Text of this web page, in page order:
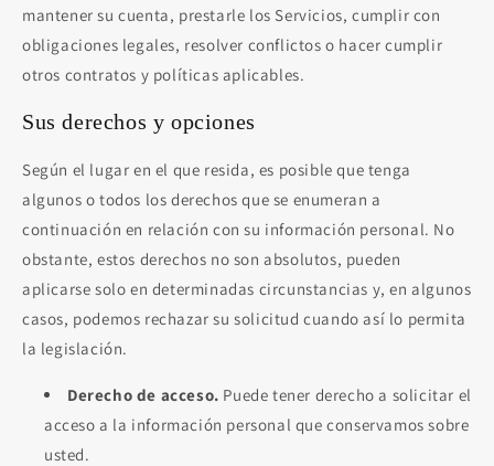
mantener su cuenta, prestarle los Servicios, cumplir con
obligaciones legales, resolver conflictos o hacer cumplir
otros contratos y políticas aplicables.
Sus derechos y opciones
Según el lugar en el que resida, es posible que tenga
algunos o todos los derechos que se enumeran a
continuación en relación con su información personal. No
obstante, estos derechos no son absolutos, pueden
aplicarse solo en determinadas circunstancias y, en algunos
casos, podemos rechazar su solicitud cuando así lo permita
la legislación.
Derecho de acceso. Puede tener derecho a solicitar el
acceso a la información personal que conservamos sobre
usted.